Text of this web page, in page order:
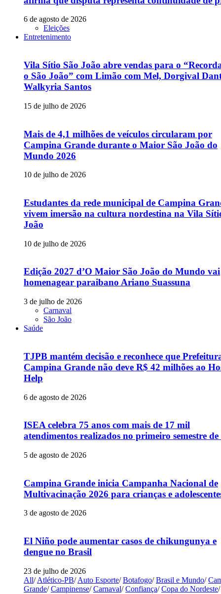
6 de agosto de 2026
Eleições
Entretenimento
Vila Sítio São João abre vendas para o
o São João” com Limão com Mel, Dorgival
Walkyria Santos
15 de julho de 2026
Mais de 4,1 milhões de veículos circularam por
Campina Grande durante o Maior São João do
Mundo 2026
10 de julho de 2026
Estudantes da rede municipal de Campina
vivem imersão na cultura nordestina na Vila
João
10 de julho de 2026
Edição 2027 d’O Maior São João do Mundo vai
homenagear paraibano Ariano Suassuna
3 de julho de 2026
Carnaval
São João
Saúde
TJPB mantém decisão e reconhece que
Campina Grande não deve R$ 42 milhões ao
Help
6 de agosto de 2026
ISEA celebra 75 anos com mais de 17 mil
atendimentos realizados no primeiro semestre de
5 de agosto de 2026
Campina Grande inicia Campanha Nacional de
Multivacinação 2026 para crianças e
3 de agosto de 2026
El Niño pode aumentar casos de chikungunya e
dengue no Brasil
23 de julho de 2026
All/ Atlético-PB/ Auto Esporte/ Botafogo/ Brasil e Mundo/
Grande/ Campinense/ Carnaval/ Confiança/ Copa do Nordeste/